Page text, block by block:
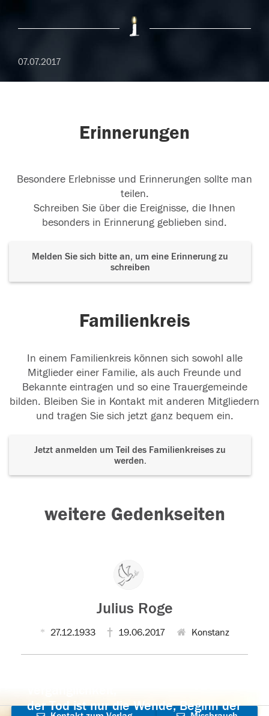
07.07.2017
Erinnerungen
Besondere Erlebnisse und Erinnerungen sollte man
teilen.
Schreiben Sie über die Ereignisse, die Ihnen
besonders in Erinnerung geblieben sind.
Melden Sie sich bitte an, um eine Erinnerung zu
schreiben
Familienkreis
In einem Familienkreis können sich sowohl alle
Mitglieder einer Familie, als auch Freunde und
Bekannte eintragen und so eine Trauergemeinde
bilden. Bleiben Sie in Kontakt mit anderen Mitgliedern
und tragen Sie sich jetzt ganz bequem ein.
Jetzt anmelden um Teil des Familienkreises zu
werden.
weitere Gedenkseiten
Julius Roge
27.12.1933 19.06.2017 Konstanz
der Tod ist nur die Wende, Beginn der